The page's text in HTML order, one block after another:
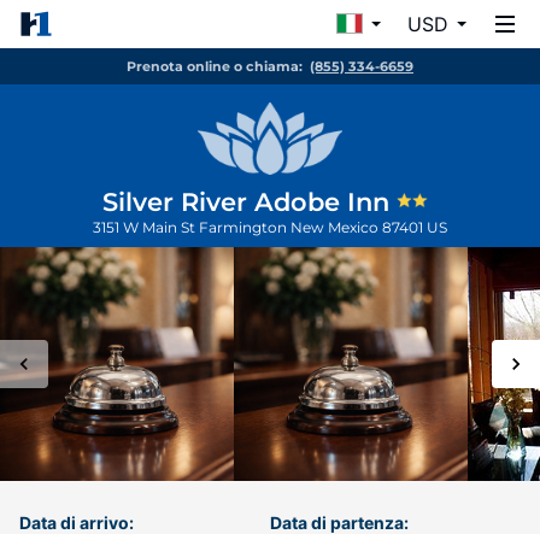
USD
Prenota online o chiama: (855) 334-6659
Silver River Adobe Inn
3151 W Main St Farmington New Mexico 87401 US
Data di arrivo: Data di partenza: